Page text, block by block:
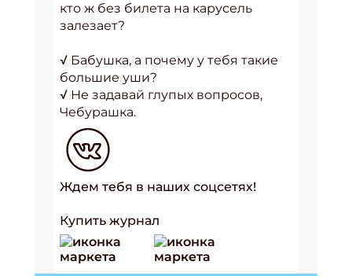
кто ж без билета на карусель
залезает?
√ Бабушка, а почему у тебя такие
большие уши?
√ Не задавай глупых вопросов,
Чебурашка.
Ждем тебя в наших соцсетях!
Купить журнал